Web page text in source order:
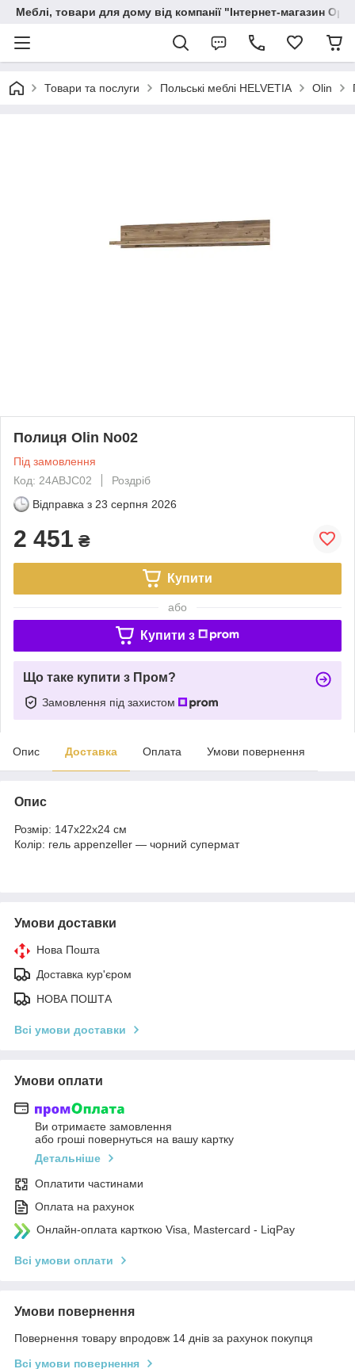
Меблі, товари для дому від компанії "Інтернет-магазин
Товари та послуги Польські меблі HELVETIA Olin
Полиця Olin No02
Під замовлення
Код: 24ABJC02
Роздріб
Відправка з 23 серпня 2026
2 451 ₴
Купити
або
Купити з
Що таке купити з Пром?
Замовлення під захистом
Опис Доставка Оплата Умови повернення
Опис
Розмір: 147x22x24 см
Колір: гель appenzeller — чорний супермат
Умови доставки
Нова Пошта
Доставка кур'єром
НОВА ПОШТА
Всі умови доставки
Умови оплати
Ви отримаєте замовлення
або гроші повернуться на вашу картку
Детальніше
Оплатити частинами
Оплата на рахунок
Онлайн-оплата карткою Visa, Mastercard - LiqPay
Всі умови оплати
Умови повернення
Повернення товару впродовж 14 днів за рахунок покупця
Всі умови повернення